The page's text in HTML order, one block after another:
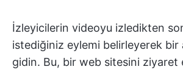
İzleyicilerin videoyu izledikten
istediğiniz eylemi belirleyerek bir
gidin. Bu, bir web sitesini ziyaret